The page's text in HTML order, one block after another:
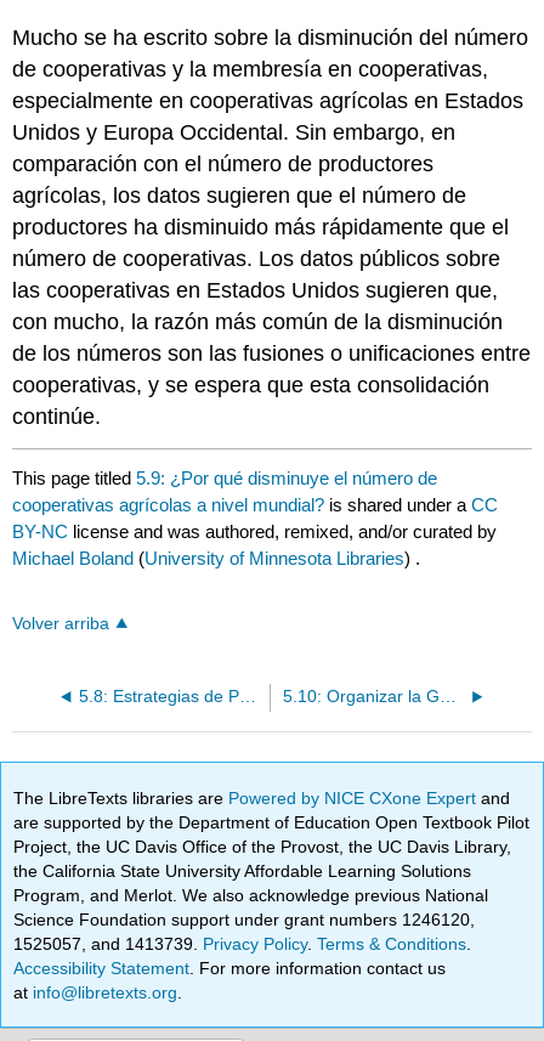
Mucho se ha escrito sobre la disminución del número
de cooperativas y la membresía en cooperativas,
especialmente en cooperativas agrícolas en Estados
Unidos y Europa Occidental. Sin embargo, en
comparación con el número de productores
agrícolas, los datos sugieren que el número de
productores ha disminuido más rápidamente que el
número de cooperativas. Los datos públicos sobre
las cooperativas en Estados Unidos sugieren que,
con mucho, la razón más común de la disminución
de los números son las fusiones o unificaciones entre
cooperativas, y se espera que esta consolidación
continúe.
This page titled5.9: ¿Por qué disminuye el número de
cooperativas agrícolas a nivel mundial? is shared under aCC
BY-NC license and was authored, remixed, and/or curated by
Michael Boland (University of Minnesota Libraries) .
Volver arriba
5.8: Estrategias de Precios
The LibreTexts libraries are Powered by NICE CXone Expertand
are supported by the Department of Education Open Textbook Pilot
Project, the UC Davis Office of the Provost, the UC Davis Library,
the California State University Affordable Learning Solutions
Program, and Merlot. We also acknowledge previous National
Science Foundation support under grant numbers 1246120,
1525057, and 1413739. Privacy Policy.Terms & Conditions
Accessibility Statement . For more information contact us
at info@libretexts.org